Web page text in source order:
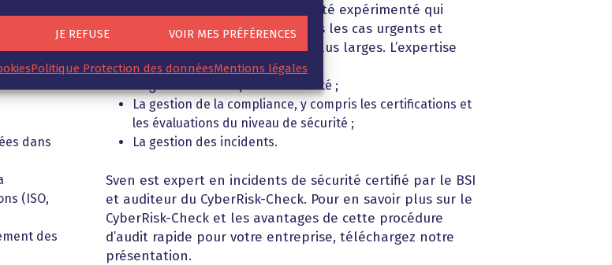
JE REFUSE VOIR MES PRÉFÉRENCES
Politique Protection des donnéesMentions légales
de
dans
(ISO,
des
Sven est un expert en cybersécurité expérimenté qui
assiste les clients du cabinet dans les cas urgents et
dans des projets de compliance plus larges. L’expertise
de Sven comprend notamment :
La gestion des risques de sécurité ;
La gestion de la compliance, y compris les certifications et
les évaluations du niveau de sécurité ;
La gestion des incidents.
Sven est expert en incidents de sécurité certifié par le BSI
et auditeur du CyberRisk-Check. Pour en savoir plus sur le
CyberRisk-Check et les avantages de cette procédure
d’audit rapide pour votre entreprise, téléchargez notre
présentation.